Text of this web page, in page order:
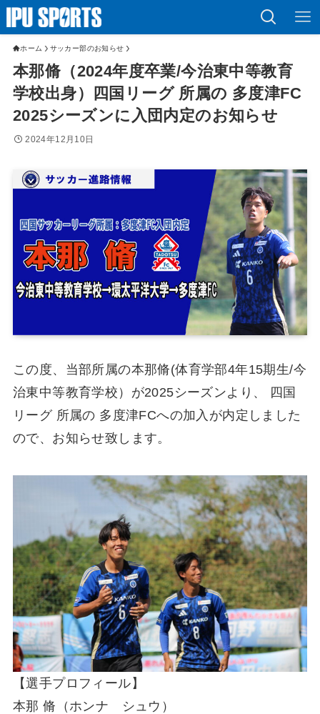
ホーム サッカー部のお知らせ
本那脩（2024年度卒業/今治東中等教育
学校出身）四国リーグ 所属の 多度津FC
2025シーズンに入団内定のお知らせ
2024年12月10日
この度、当部所属の本那脩(体育学部4年15期生/今
治東中等教育学校）が2025シーズンより、 四国
リーグ 所属の 多度津FCへの加入が内定しました
ので、お知らせ致します。
【選手プロフィール】
本那 脩（ホンナ シュウ）